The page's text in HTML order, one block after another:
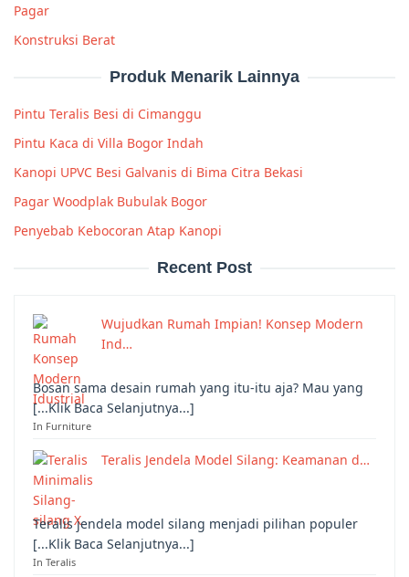
Pagar
Konstruksi Berat
Produk Menarik Lainnya
Pintu Teralis Besi di Cimanggu
Pintu Kaca di Villa Bogor Indah
Kanopi UPVC Besi Galvanis di Bima Citra Bekasi
Pagar Woodplak Bubulak Bogor
Penyebab Kebocoran Atap Kanopi
Recent Post
Wujudkan Rumah Impian! Konsep Modern
Ind…
Bosan sama desain rumah yang itu-itu aja? Mau yang
[...Klik Baca Selanjutnya...]
In Furniture
Teralis Jendela Model Silang: Keamanan d…
Teralis jendela model silang menjadi pilihan populer
[...Klik Baca Selanjutnya...]
In Teralis